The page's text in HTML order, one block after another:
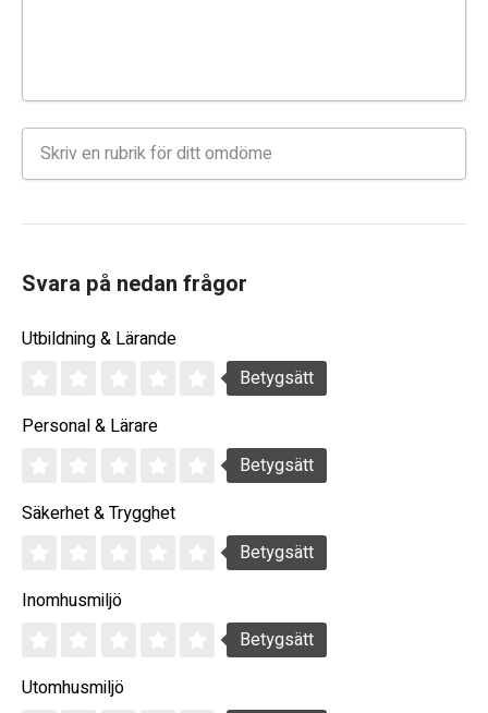
Svara på nedan frågor
Utbildning & Lärande
Betygsätt
Personal & Lärare
Betygsätt
Säkerhet & Trygghet
Betygsätt
Inomhusmiljö
Betygsätt
Utomhusmiljö